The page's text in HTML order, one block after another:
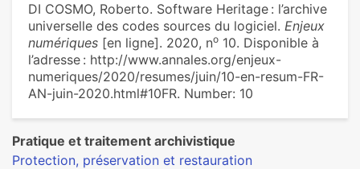
DI COSMO, Roberto. Software Heritage : l’archive
universelle des codes sources du logiciel. Enjeux
numériques [en ligne]. 2020, no 10. Disponible à
l’adresse : http://www.annales.org/enjeux-
numeriques/2020/resumes/juin/10-en-resum-FR-
AN-juin-2020.html#10FR. Number: 10
Pratique et traitement archivistique
Protection, préservation et restauration